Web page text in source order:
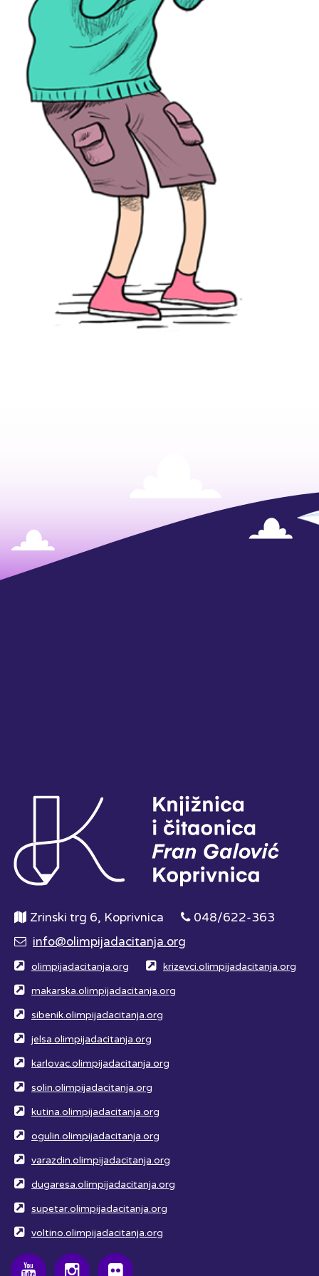
Zrinski trg 6, Koprivnica
048/622-363
info@olimpijadacitanja.org
olimpijadacitanja.org krizevci.olimpijadacitanja.org
makarska.olimpijadacitanja.org
sibenik.olimpijadacitanja.org
jelsa.olimpijadacitanja.org
karlovac.olimpijadacitanja.org
solin.olimpijadacitanja.org
kutina.olimpijadacitanja.org
ogulin.olimpijadacitanja.org
varazdin.olimpijadacitanja.org
dugaresa.olimpijadacitanja.org
supetar.olimpijadacitanja.org
voltino.olimpijadacitanja.org